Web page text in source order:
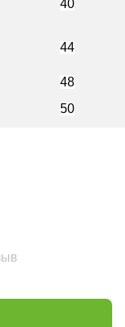
40
44
48
50